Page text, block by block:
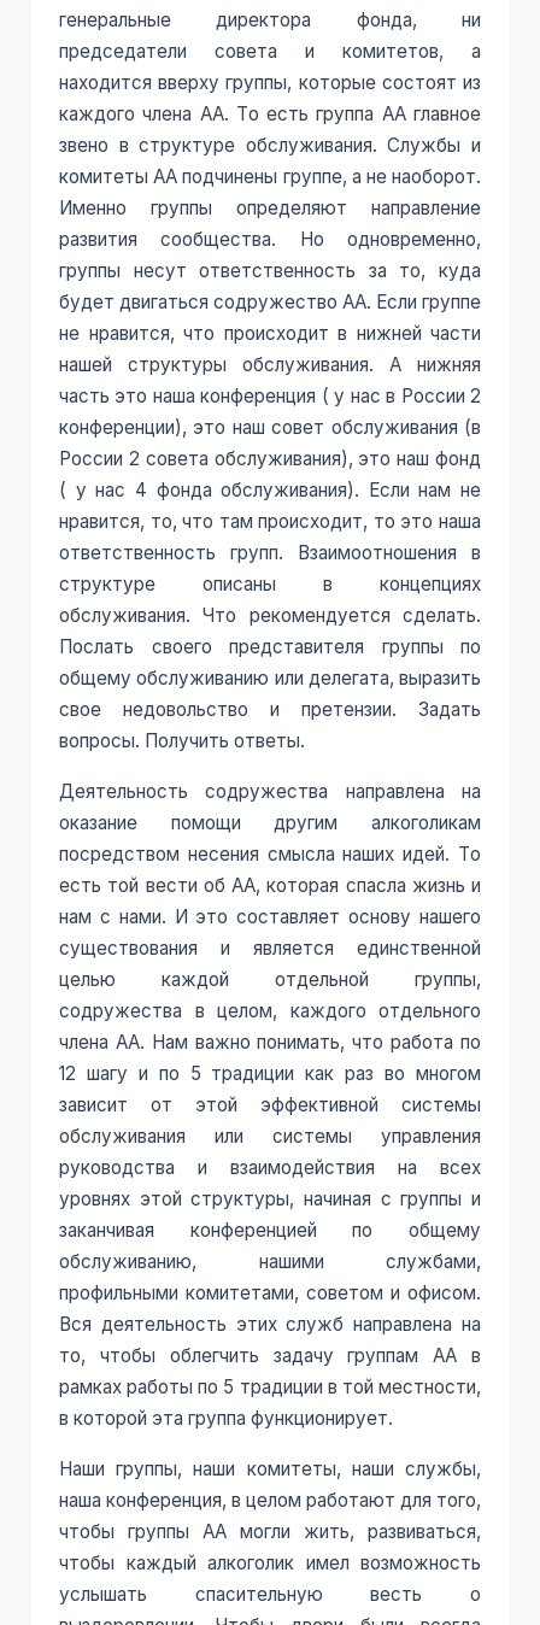
генеральные директора фонда, ни
председатели совета и комитетов, а
находится вверху группы, которые состоят из
каждого члена АА. То есть группа АА главное
звено в структуре обслуживания. Службы и
комитеты АА подчинены группе, а не наоборот.
Именно группы определяют направление
развития сообщества. Но одновременно,
группы несут ответственность за то, куда
будет двигаться содружество АА. Если группе
не нравится, что происходит в нижней части
нашей структуры обслуживания. А нижняя
часть это наша конференция ( у нас в России 2
конференции), это наш совет обслуживания (в
России 2 совета обслуживания), это наш фонд
( у нас 4 фонда обслуживания). Если нам не
нравится, то, что там происходит, то это наша
ответственность групп. Взаимоотношения в
структуре описаны в концепциях
обслуживания. Что рекомендуется сделать.
Послать своего представителя группы по
общему обслуживанию или делегата, выразить
свое недовольство и претензии. Задать
вопросы. Получить ответы.
Деятельность содружества направлена на
оказание помощи другим алкоголикам
посредством несения смысла наших идей. То
есть той вести об АА, которая спасла жизнь и
нам с нами. И это составляет основу нашего
существования и является единственной
целью каждой отдельной группы,
содружества в целом, каждого отдельного
члена АА. Нам важно понимать, что работа по
12 шагу и по 5 традиции как раз во многом
зависит от этой эффективной системы
обслуживания или системы управления
руководства и взаимодействия на всех
уровнях этой структуры, начиная с группы и
заканчивая конференцией по общему
обслуживанию, нашими службами,
профильными комитетами, советом и офисом.
Вся деятельность этих служб направлена на
то, чтобы облегчить задачу группам АА в
рамках работы по 5 традиции в той местности,
в которой эта группа функционирует.
Наши группы, наши комитеты, наши службы,
наша конференция, в целом работают для того,
чтобы группы АА могли жить, развиваться,
чтобы каждый алкоголик имел возможность
услышать спасительную весть о